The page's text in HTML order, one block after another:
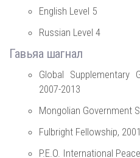
English Level 5
Russian Level 4
Гавьяа шагнал
Global Supplementary
2007-2013
Mongolian Government
Fulbright Fellowship,
P.E.O. International